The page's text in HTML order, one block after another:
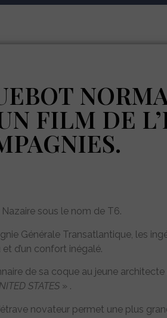
FILM DE
sous le nom de T6.
Générale Transatlantique, les
d’un confort inégalé.
de sa coque au jeune
STATES » .
novateur permet une plus